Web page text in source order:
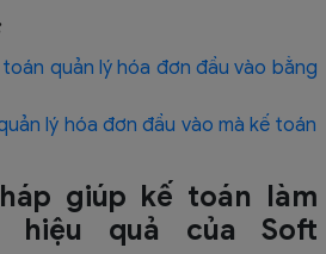
quản lý hóa đơn đầu vào bằng
lý hóa đơn đầu vào mà kế toán
giúp kế toán làm
quả của Soft